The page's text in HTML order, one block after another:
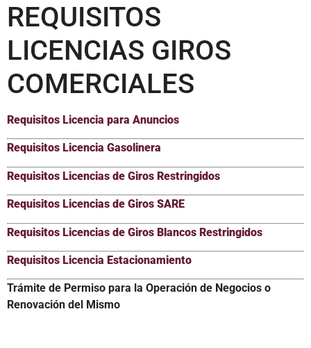
REQUISITOS
LICENCIAS GIROS
COMERCIALES
Requisitos Licencia para Anuncios
Requisitos Licencia Gasolinera
Requisitos Licencias de Giros Restringidos
Requisitos Licencias de Giros SARE
Requisitos Licencias de Giros Blancos Restringidos
Requisitos Licencia Estacionamiento
Trámite de Permiso para la Operación de Negocios o
Renovación del Mismo